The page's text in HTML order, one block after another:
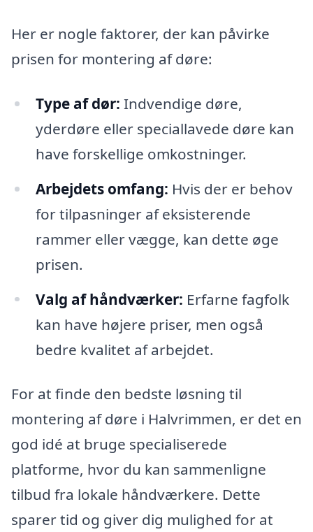
Her er nogle faktorer, der kan påvirke
prisen for montering af døre:
Type af dør: Indvendige døre,
yderdøre eller speciallavede døre kan
have forskellige omkostninger.
Arbejdets omfang: Hvis der er behov
for tilpasninger af eksisterende
rammer eller vægge, kan dette øge
prisen.
Valg af håndværker: Erfarne fagfolk
kan have højere priser, men også
bedre kvalitet af arbejdet.
For at finde den bedste løsning til
montering af døre i Halvrimmen, er det en
god idé at bruge specialiserede
platforme, hvor du kan sammenligne
tilbud fra lokale håndværkere. Dette
sparer tid og giver dig mulighed for at